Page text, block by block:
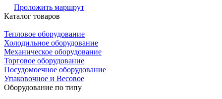
Проложить маршрут
Каталог товаров
Тепловое оборудование
Холодильное оборудование
Механическое оборудование
Торговое оборудование
Посудомоечное оборудование
Упаковочное и Весовое
Оборудование по типу